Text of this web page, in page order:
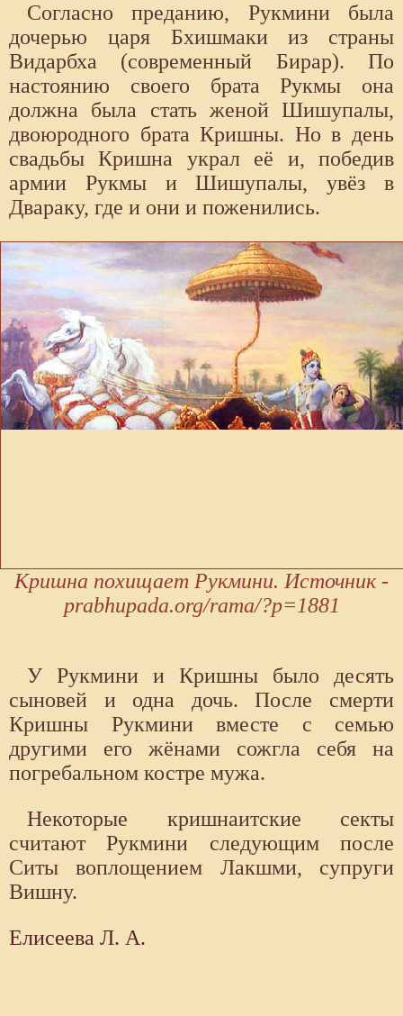
Согласно преданию, Рукмини была
дочерью царя Бхишмаки из страны
Видарбха (современный Бирар). По
настоянию своего брата Рукмы она
должна была стать женой Шишупалы,
двоюродного брата Кришны. Но в день
свадьбы Кришна украл её и, победив
армии Рукмы и Шишупалы, увёз в
Двараку, где и они и поженились.
Кришна похищает Рукмини. Источник -
prabhupada.org/rama/?p=1881
У Рукмини и Кришны было десять
сыновей и одна дочь. После смерти
Кришны Рукмини вместе с семью
другими его жёнами сожгла себя на
погребальном костре мужа.
Некоторые кришнаитские секты
считают Рукмини следующим после
Ситы воплощением Лакшми, супруги
Вишну.
Елисеева Л. А.